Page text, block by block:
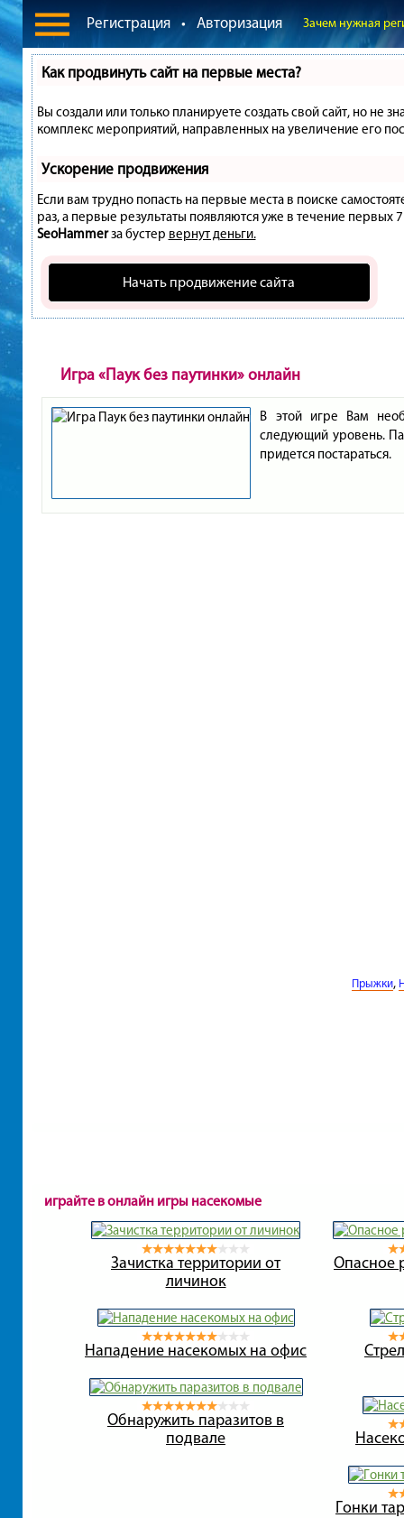
Регистрация • Авторизация Зачем нужная
Как продвинуть сайт на первые места?
Вы создали или только планируете создать свой сайт, но не
комплекс мероприятий, направленных на увеличение его
Ускорение продвижения
Если вам трудно попасть на первые места в поиске
раз, а первые результаты появляются уже в течение первых
SeoHammerза бустер вернут деньги.
Начать продвижение сайта
Игра «Паук без паутинки» онлайн
В этой игре Вам
следующий уровень.
придется постараться.
Прыжки,
играйте в онлайн игры насекомые
Зачистка территории от
личинок
Опасное
Нападение насекомых на офис
Обнаружить паразитов в
подвале
Гонки